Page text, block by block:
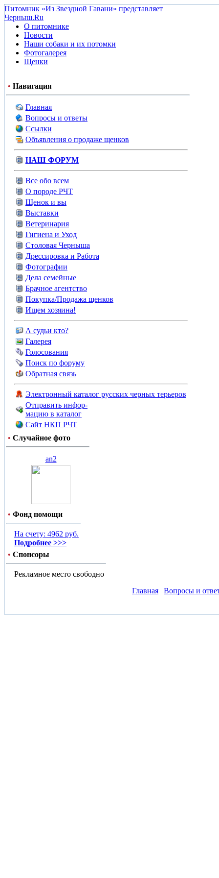
Питомник «Из Звездной Гавани» представляет
Черныш.Ru
О питомнике
Новости
Наши собаки и их потомки
Фотогалерея
Щенки
• Навигация
Главная
Вопросы и ответы
Ссылки
Объявления о продаже щенков
НАШ ФОРУМ
Все обо всем
О породе РЧТ
Щенок и вы
Выставки
Ветеринария
Гигиена и Уход
Столовая Черныша
Дрессировка и Работа
Фотографии
Дела семейные
Брачное агентство
Покупка/Продажа щенков
Ищем хозяина!
А судьи кто?
Галерея
Голосования
Поиск по форуму
Обратная связь
Электронный каталог русских черных терьеров
Отправить инфор-
мацию в каталог
Сайт НКП РЧТ
• Случайное фото
an2
• Фонд помощи
На счету: 4962 руб.
Подробнее >>>
• Спонсоры
Рекламное место свободно
Главная
Вопросы и